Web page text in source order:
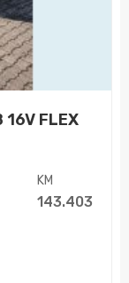
16V FLEX
KM
143.403